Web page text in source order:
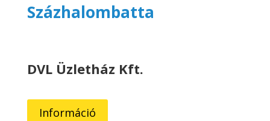
Százhalombatta
DVL Üzletház Kft.
Információ